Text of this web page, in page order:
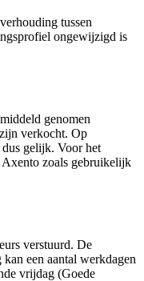
tussen
ongewijzigd is
genomen
verkocht. Op
gelijk. Voor het
zoals gebruikelijk
verstuurd. De
een aantal werkdagen
vrijdag (Goede